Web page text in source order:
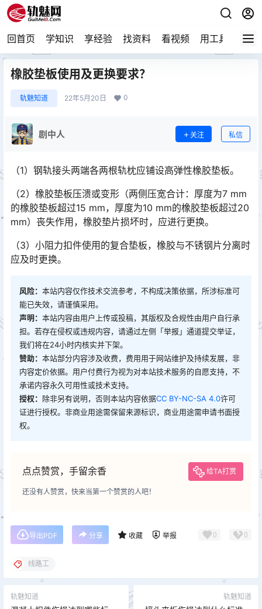
回首页 学知识 享经验 找资料 看视频 用工具 论技
橡胶垫板使用及更换要求？
轨魅知道 22年5月20日 0
剧中人 关注 私信
（1）钢轨接头两端各两根轨枕应铺设高弹性橡胶垫板。
（2）橡胶垫板压溃或变形（两侧压宽合计：厚度为7 mm
的橡胶垫板超过15 mm，厚度为10 mm的橡胶垫板超过20
mm）丧失作用，橡胶垫片损坏时，应进行更换。󠅅󠅃󠄵󠅂󠄪󠇖󠆨󠆨󠇕󠆞󠆒󠅬󠇘󠆭󠆘󠇙󠆝󠅵󠇗󠆭󠆁󠄐󠇗󠅹󠅸󠇖󠆍󠅳󠇖󠅹󠅰󠇖󠆌󠅹
（3）小阻力扣件使用的复合垫板，橡胶与不锈钢片分离时
应及时更换。
风险： 本站内容仅作技术交流参考，不构成决策依据，所涉标准可
能已失效，请谨慎采用。
声明： 本站内容由用户上传或投稿，其版权及合规性由用户自行承
担。若存在侵权或违规内容，请通过左侧「举报」通道提交举证，
我们将在24小时内核实并下架。
赞助： 本站部分内容涉及收费，费用用于网站维护及持续发展，非
内容定价依据。用户付费行为视为对本站技术服务的自愿支持，不
承诺内容永久可用性或技术支持。
授权： 除非另有说明，否则本站内容依据CC BY-NC-SA 4.0许可
证进行授权。非商业用途需保留来源标识，商业用途需申请书面授
权。
点点赞赏，手留余香 给TA打赏
还没有人赞赏，快来当第一个赞赏的人吧！
导出PDF 分享 收藏 举报 0 0
线路工
轨魅知道 轨魅知道